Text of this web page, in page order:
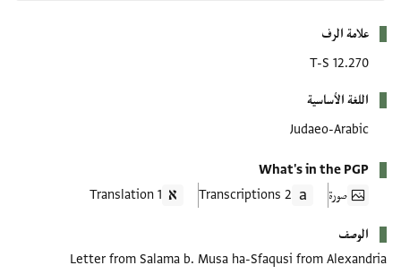
علامة الرف
T-S 12.270
اللغة الأساسية
Judaeo-Arabic
What's in the PGP
صورة
2 Transcriptions
1 Translation
الوصف
Letter from Salama b. Musa ha-Sfaqusi from Alexandria